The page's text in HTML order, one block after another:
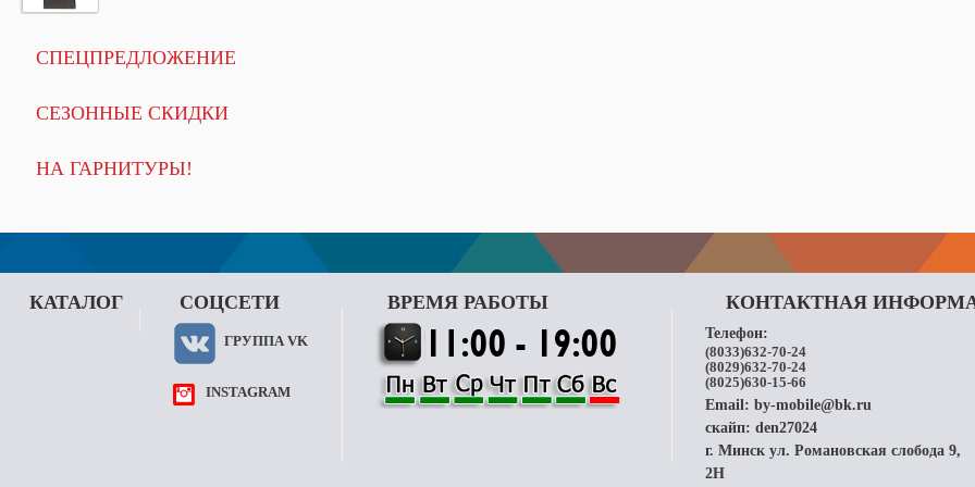
СПЕЦПРЕДЛОЖЕНИЕ
СЕЗОННЫЕ СКИДКИ
НА ГАРНИТУРЫ!
КАТАЛОГ СОЦСЕТИ
ГРУППА VK
INSTAGRAM
ВРЕМЯ РАБОТЫ КОНТАКТНАЯ
Телефон:
(8033)632-70-24
(8029)632-70-24
(8025)630-15-66
Email: by-mobile@bk.ru
скайп: den27024
г. Минск ул. Романовская слобода 9,
2H